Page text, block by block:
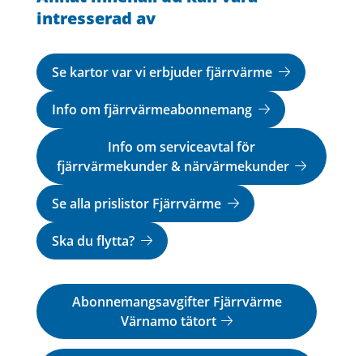
intresserad av
Se kartor var vi erbjuder fjärrvärme
Info om fjärrvärmeabonnemang
Info om serviceavtal för
fjärrvärmekunder & närvärmekunder
Se alla prislistor Fjärrvärme
Ska du flytta?
Abonnemangsavgifter Fjärrvärme
Värnamo tätort